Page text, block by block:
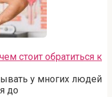
стоит обратиться к
у многих людей
до